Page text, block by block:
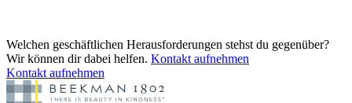
Welchen geschäftlichen Herausforderungen stehst du gegenüber?
Wir können dir dabei helfen. Kontakt aufnehmen
Kontakt aufnehmen